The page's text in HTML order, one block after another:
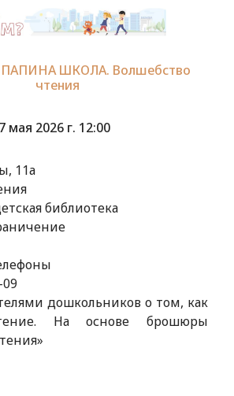
ШКОЛА. Волшебство
чтения
мая 2026 г. 12:00
11а
библиотека
дошкольников о том, как
На основе брошюры